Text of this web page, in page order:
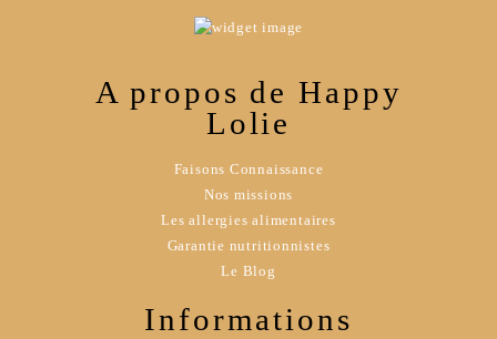
A propos de Happy
Lolie
Faisons Connaissance
Nos missions
Les allergies alimentaires
Garantie nutritionnistes
Le Blog
Informations